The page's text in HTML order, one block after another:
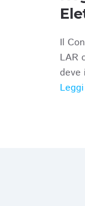
Il
LAR
deve